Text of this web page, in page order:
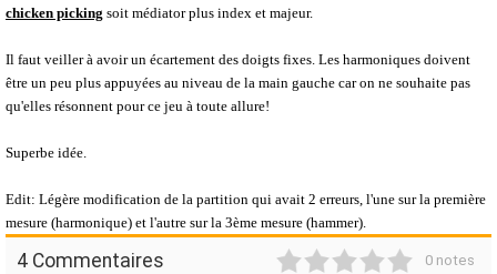
chicken picking soit médiator plus index et majeur.
Il faut veiller à avoir un écartement des doigts fixes. Les harmoniques doivent
être un peu plus appuyées au niveau de la main gauche car on ne souhaite pas
qu'elles résonnent pour ce jeu à toute allure!
Superbe idée.
Edit: Légère modification de la partition qui avait 2 erreurs, l'une sur la première
mesure (harmonique) et l'autre sur la 3ème mesure (hammer).
4 Commentaires 0 notes